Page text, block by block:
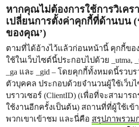
หากคุณไม่ต้องการใช้การวิเค
เปลี่ยนการตั้งค่าคุกกี้ที่ด้านบน
ของคุณ’)
ตามที่ได้อ้างไว้แล้วก่อนหน้านี้ คุกกี้ของ
ใช้ในเว็บไซต์นี้ประกอบไปด้วย _utma,
_ga และ _gid – โดยคุกกี้ทั้งหมดนี้รว
ตัวบุคคล ประกอบด้วยจำนวนผู้ใช้เว็บ
บราวเซอร์ (ClientID) (เพื่อที่จะสามาร
ใช้งานอีกครั้งเป็นต้น) สถานที่ที่ผู้ใช้เข้
พวกเขาเข้าชม และนี่คือ สรุปภาพรวม